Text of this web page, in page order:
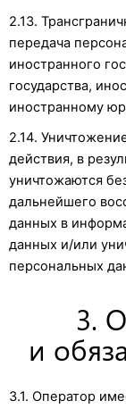
2.13.
передача
иностранного
государства,
иностранному
2.14.
действия, в
уничтожаются
дальнейшего
данных в
данных и/или
персональных
3.
и
3.1. Оператор